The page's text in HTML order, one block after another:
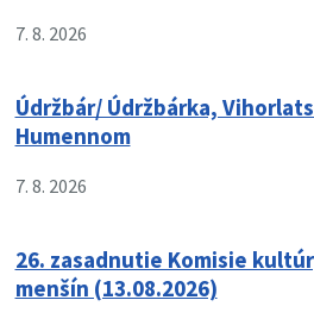
7. 8. 2026
Údržbár/ Údržbárka,
Humennom
7. 8. 2026
26. zasadnutie Komisie
menšín (13.08.2026)